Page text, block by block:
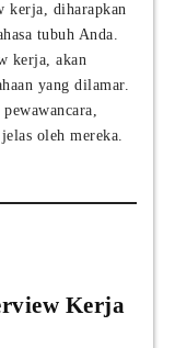
kerja, diharapkan
tubuh Anda.
kerja, akan
yang dilamar.
oleh mereka.
Kerja